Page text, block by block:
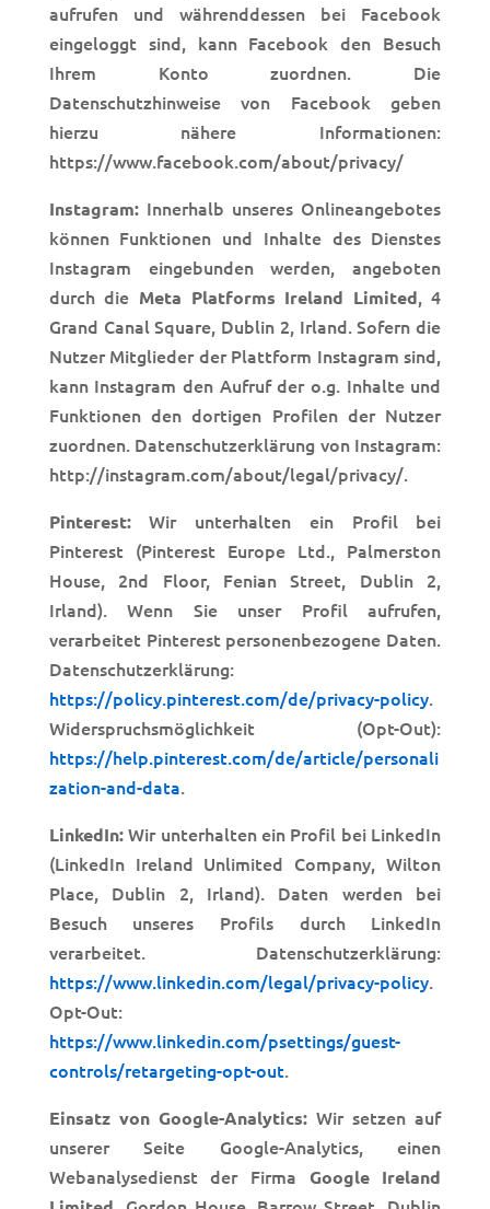
aufrufen und währenddessen bei Facebook
eingeloggt sind, kann Facebook den Besuch
Ihrem Konto zuordnen. Die
Datenschutzhinweise von Facebook geben
hierzu nähere Informationen:
https://www.facebook.com/about/privacy/
Instagram:Innerhalb unseres Onlineangebotes
können Funktionen und Inhalte des Dienstes
Instagram eingebunden werden, angeboten
durch die Meta Platforms Ireland Limited, 4
Grand Canal Square, Dublin 2, Irland. Sofern die
Nutzer Mitglieder der Plattform Instagram sind,
kann Instagram den Aufruf der o.g. Inhalte und
Funktionen den dortigen Profilen der Nutzer
zuordnen. Datenschutzerklärung von Instagram:
http://instagram.com/about/legal/privacy/.
Pinterest:Wir unterhalten ein Profil bei
Pinterest (Pinterest Europe Ltd., Palmerston
House, 2nd Floor, Fenian Street, Dublin 2,
Irland). Wenn Sie unser Profil aufrufen,
verarbeitet Pinterest personenbezogene Daten.
Datenschutzerklärung:
https://policy.pinterest.com/de/privacy-policy.
Widerspruchsmöglichkeit (Opt-Out):
https://help.pinterest.com/de/article/personali
zation-and-data.
LinkedIn:Wir unterhalten ein Profil bei LinkedIn
(LinkedIn Ireland Unlimited Company, Wilton
Place, Dublin 2, Irland). Daten werden bei
Besuch unseres Profils durch LinkedIn
verarbeitet. Datenschutzerklärung:
https://www.linkedin.com/legal/privacy-policy.
Opt-Out:
https://www.linkedin.com/psettings/guest-
controls/retargeting-opt-out.
Einsatz von Google-Analytics:Wir setzen auf
unserer Seite Google-Analytics, einen
Webanalysedienst der Firma Google Ireland